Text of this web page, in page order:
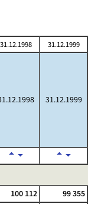
31.12.1998 31.12.1999
31.12.1999
100 112 99 355